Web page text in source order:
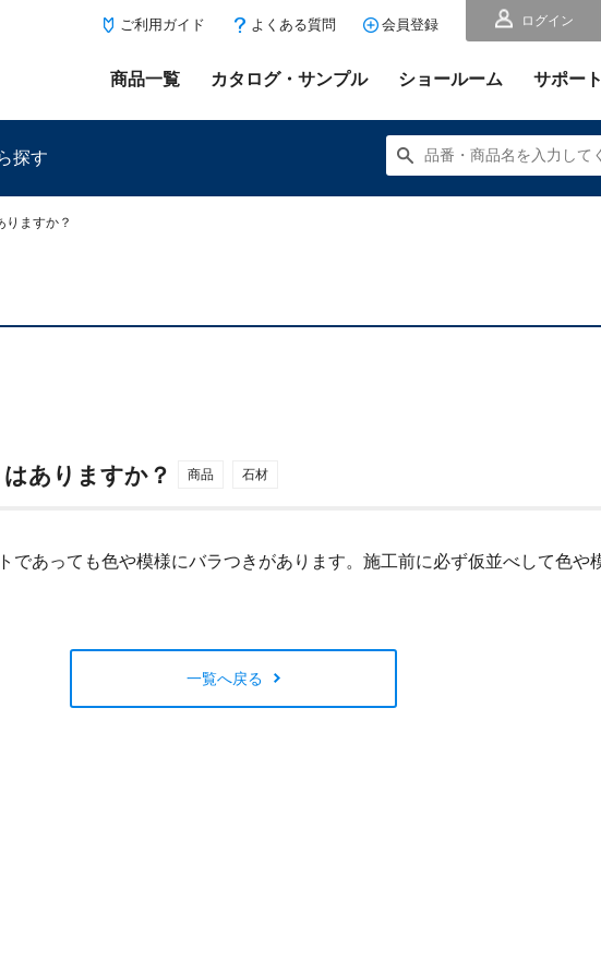
ログイン
ご利用ガイド よくある質問 会員登録
商品一覧 カタログ・サンプル ショールーム サポー
探す
りますか？
ありますか？ 商品 石材
であっても色や模様にバラつきがあります。施工前に必ず仮並べして色や
一覧へ戻る